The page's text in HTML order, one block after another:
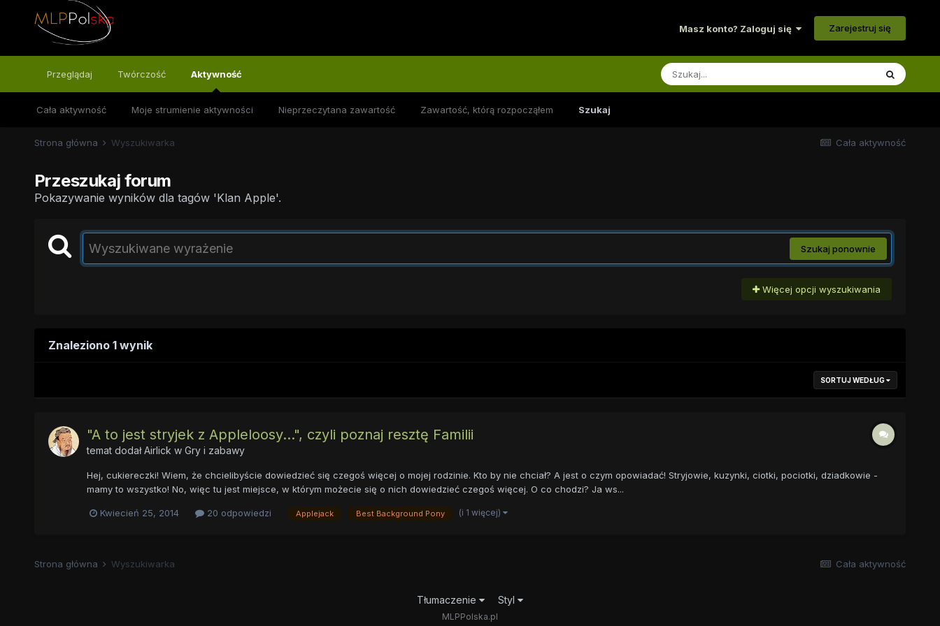
Masz konto? Zaloguj się Zarejestruj się
Przeglądaj Twórczość Aktywność
Cała aktywność Moje strumienie aktywności Nieprzeczytana zawartość Zawartość, którą rozpocząłem Szukaj
Cała aktywność
Strona główna Wyszukiwarka
Przeszukaj forum
Pokazywanie wyników dla tagów 'Klan Apple'.
Szukaj ponownie
Więcej opcji wyszukiwania
Znaleziono 1 wynik
SORTUJ WEDŁUG
"A to jest stryjek z Appleloosy...", czyli poznaj resztę Familii
temat dodałAirlick w Gry i zabawy
Hej, cukiereczki! Wiem, że chcielibyście dowiedzieć się czegoś więcej o mojej rodzinie. Kto by nie chciał? A jest o czym opowiadać! Stryjowie, kuzynki, ciotki, pociotki, dziadkowie -
mamy to wszystko! No, więc tu jest miejsce, w którym możecie się o nich dowiedzieć czegoś więcej. O co chodzi? Ja ws...
Kwiecień 25, 2014 20 odpowiedzi Applejack Best Background Pony (i 1 więcej)
Cała aktywność
Strona główna Wyszukiwarka
Tłumaczenie Styl
MLPPolska.pl